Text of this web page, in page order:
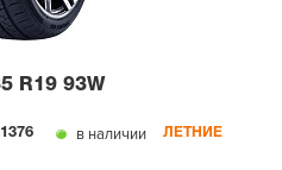
R19 93W
в наличии ЛЕТНИЕ